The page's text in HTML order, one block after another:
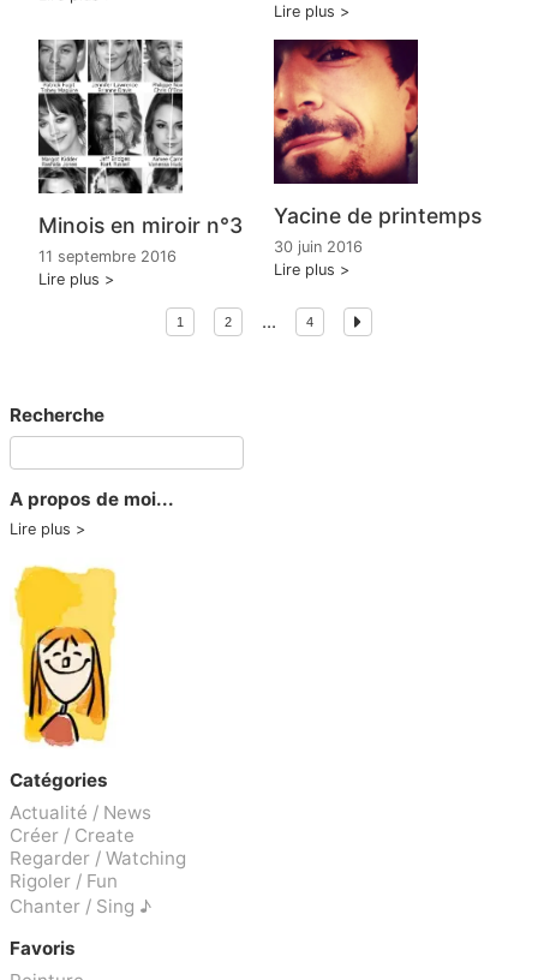
Lire plus
Minois en miroir n°3
11 septembre 2016
Lire plus
Yacine de printemps
30 juin 2016
Lire plus
1 2 ... 4
Recherche
A propos de moi...
Lire plus
Catégories
Actualité / News
Créer / Create
Regarder / Watching
Rigoler / Fun
Chanter / Sing ♪
Favoris